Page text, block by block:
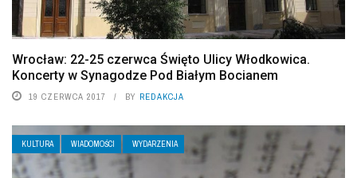
Wrocław: 22-25 czerwca Święto Ulicy Włodkowica.
Koncerty w Synagodze Pod Białym Bocianem
19 CZERWCA 2017 BY REDAKCJA
KULTURA WIADOMOŚCI WYDARZENIA